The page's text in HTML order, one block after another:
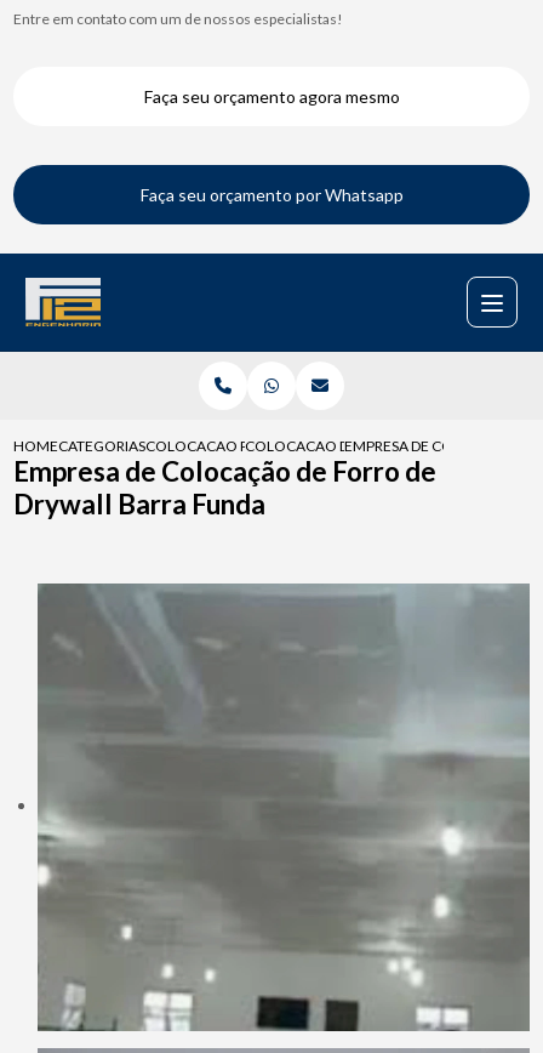
Entre em contato com um de nossos especialistas!
Faça seu orçamento agora mesmo
Faça seu orçamento por Whatsapp
HOMECATEGORIASCOLOCACAO PARA DRYWALLCOLOCACAO DE DRYWALL PAREDE
EMPRESA DE COLOCACAO
Empresa de Colocação de Forro de
Drywall Barra Funda